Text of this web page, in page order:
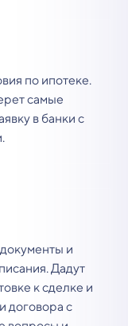
по ипотеке.
самые
в банки с
и
Дадут
к сделке и
договора с